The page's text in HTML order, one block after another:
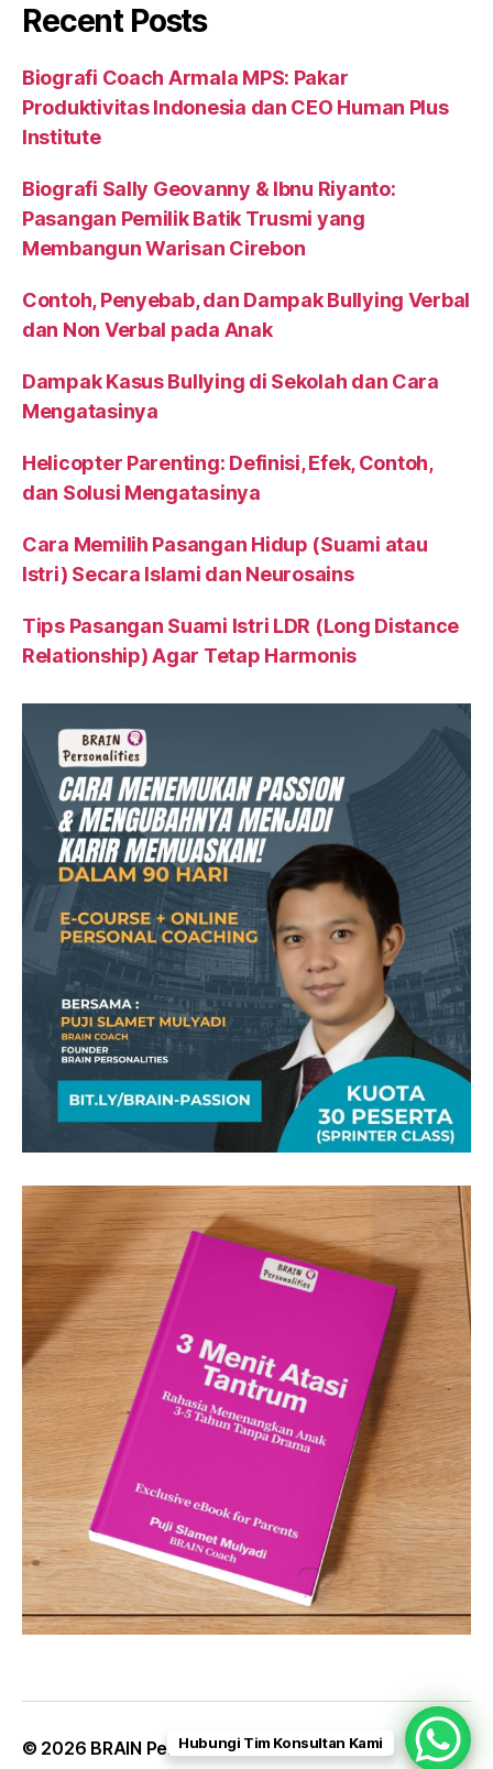
Recent Posts
Biografi Coach Armala MPS: Pakar
Produktivitas Indonesia dan CEO Human Plus
Institute
Biografi Sally Geovanny & Ibnu Riyanto:
Pasangan Pemilik Batik Trusmi yang
Membangun Warisan Cirebon
Contoh, Penyebab, dan Dampak Bullying Verbal
dan Non Verbal pada Anak
Dampak Kasus Bullying di Sekolah dan Cara
Mengatasinya
Helicopter Parenting: Definisi, Efek, Contoh,
dan Solusi Mengatasinya
Cara Memilih Pasangan Hidup (Suami atau
Istri) Secara Islami dan Neurosains
Tips Pasangan Suami Istri LDR (Long Distance
Relationship) Agar Tetap Harmonis
© 2026 BRAIN Personalities Up↑
Hubungi Tim Konsultan Kami